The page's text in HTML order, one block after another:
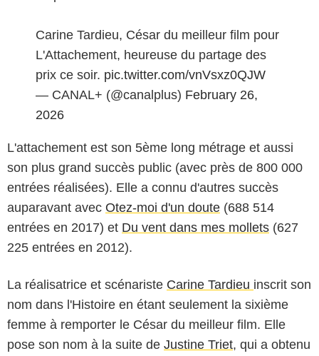
Carine Tardieu, César du meilleur film pour
L'Attachement, heureuse du partage des
prix ce soir. pic.twitter.com/vnVsxz0QJW
— CANAL+ (@canalplus) February 26,
2026
L'attachement est son 5ème long métrage et aussi
son plus grand succès public (avec près de 800 000
entrées réalisées). Elle a connu d'autres succès
auparavant avec Otez-moi d'un doute (688 514
entrées en 2017) et Du vent dans mes mollets (627
225 entrées en 2012).
La réalisatrice et scénariste Carine Tardieu inscrit son
nom dans l'Histoire en étant seulement la sixième
femme à remporter le César du meilleur film. Elle
pose son nom à la suite de Justine Triet, qui a obtenu